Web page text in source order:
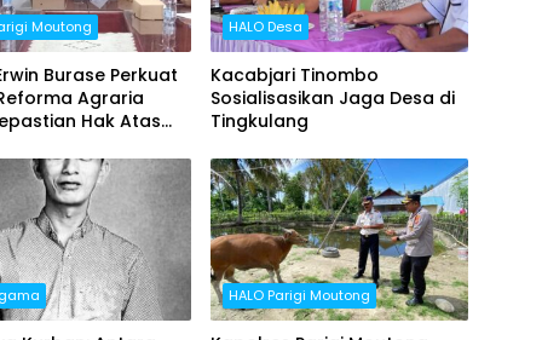
Moutong
Burase Perkuat
Agraria
Hak Atas
HALO Desa
Kacabjari Tinombo
Sosialisasikan Jaga Desa di
Tingkulang
HALO Parigi Moutong